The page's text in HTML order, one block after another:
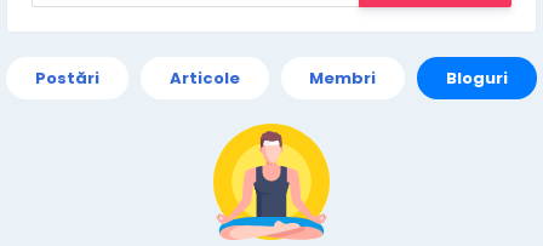
Postări Articole Membri Bloguri